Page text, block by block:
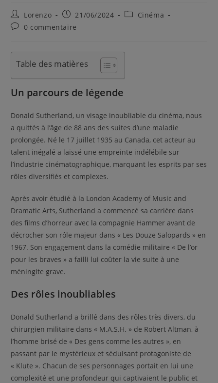
Lorenzo 21/06/2024
Cinéma
0 commentaire
Table des matières
Un parcours de légende
Donald Sutherland, un visage inoubliable du cinéma, nous
a quittés à l’âge de 88 ans des suites d’une maladie
prolongée. Né le 17 juillet 1935 au Canada, cet acteur au
talent inégalé a laissé une empreinte indélébile sur
l’industrie cinématographique, marquant les esprits par ses
rôles diversifiés et complexes.
Après avoir étudié à la London Academy of Music and
Dramatic Arts, Sutherland a commencé sa carrière dans
des films d’horreur avec la compagnie Hammer avant de
décrocher son rôle majeur dans « Les Douze Salopards » en
1967. Son engagement dans la comédie militaire « De l’or
pour les braves » a failli lui coûter la vie suite à une
méningite grave.
Des rôles inoubliables
Donald Sutherland a brillé dans des rôles très divers, du
chirurgien militaire dans « M.A.S.H. » de Robert Altman, à
l’homme brisé de « Des gens comme les autres », en
passant par le mystérieux et séduisant protagoniste de
« Klute ». Chacun de ses personnages portait en lui une
complexité et une profondeur qui captivaient le public et